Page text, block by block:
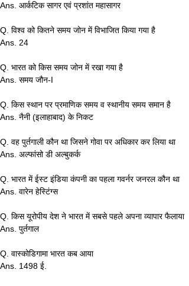
Ans. आर्कटिक सागर एवं प्रशांत महासागर
Q. विश्व को कितने समय जोन में विभाजित किया गया है
Ans. 24
Q. भारत को किस समय जोन में रखा गया है
Ans. समय जौन-I
Q. किस स्थान पर प्रमाणिक समय व स्थानीय समय समान है
Ans. नैनी (इलाहाबाद) के निकट
Q. वह पुर्तगाली कौन था जिसने गोवा पर अधिकार कर लिया था
Ans. अल्फांसो डी अल्बुकर्क
Q. भारत में ईस्ट इंडिया कंपनी का पहला गवर्नर जनरल कौन था
Ans. वारेन हेस्टिंग्स
Q. किस यूरोपीय देश ने भारत में सबसे पहले अपना व्यापार फैलाया
Ans. पुर्तगाल
Q. वास्कोडिगामा भारत कब आया
Ans. 1498 ई.